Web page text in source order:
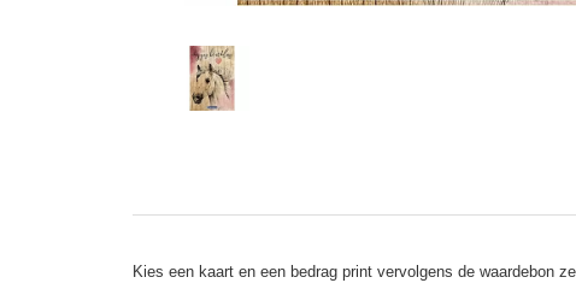
Kies een kaart en een bedrag print vervolgens de waardebon